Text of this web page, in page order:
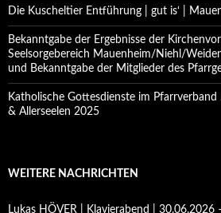
Die Kuscheltier Entführung | gut is‘ |
Bekanntgabe der Ergebnisse der
Seelsorgebereich Mauenheim/Niehl/
und Bekanntgabe der Mitglieder des
Katholische Gottesdienste im Pfarrverband
& Allerseelen 2025
WEITERE NACHRICHTEN
Lukas HÖVER | Klavierabend | 30.06.2026